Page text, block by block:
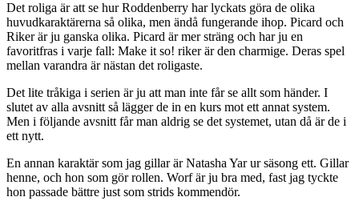
Det roliga är att se hur Roddenberry har lyckats göra de olika
huvudkaraktärerna så olika, men ändå fungerande ihop. Picard och
Riker är ju ganska olika. Picard är mer sträng och har ju en
favoritfras i varje fall: Make it so! riker är den charmige. Deras spel
mellan varandra är nästan det roligaste.
Det lite tråkiga i serien är ju att man inte får se allt som händer. I
slutet av alla avsnitt så lägger de in en kurs mot ett annat system.
Men i följande avsnitt får man aldrig se det systemet, utan då är de i
ett nytt.
En annan karaktär som jag gillar är Natasha Yar ur säsong ett. Gillar
henne, och hon som gör rollen. Worf är ju bra med, fast jag tyckte
hon passade bättre just som strids kommendör.